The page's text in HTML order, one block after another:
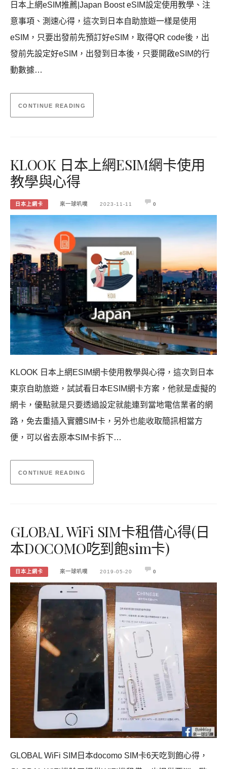
日本上網eSIM推薦|Japan Boost eSIM設定使用教學、注
意事項、測速心得，這次到日本自助旅遊一樣是使用
eSIM，只要出發前先預訂好eSIM，取得QR code後，出
發前先設定好eSIM，出發到日本後，只要開啟eSIM的行
動數據…
CONTINUE READING
KLOOK 日本上網ESIM網卡使用
教學與心得
日本上網卡 來一球叭噗 2023-11-11 0
KLOOK 日本上網ESIM網卡使用教學與心得，這次到日本
東京自助旅遊，試試看日本ESIM網卡方案，他就是虛擬的
網卡，優點就是只要透過設定就能連到當地電信業者的網
路，免去重插入實體SIM卡，另外也能收取簡訊相當方
便，可以省去原本SIM卡拆下…
CONTINUE READING
GLOBAL WiFi SIM卡租借心得(日
本DOCOMO吃到飽sim卡)
日本上網卡 來一球叭噗 2019-05-20 0
GLOBAL WiFi SIM日本docomo SIM卡6天吃到飽心得，